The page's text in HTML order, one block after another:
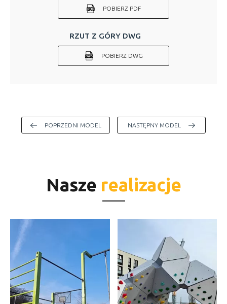
POBIERZ PDF
RZUT Z GÓRY DWG
POBIERZ DWG
POPRZEDNI MODEL NASTĘPNY MODEL
Nasze realizacje